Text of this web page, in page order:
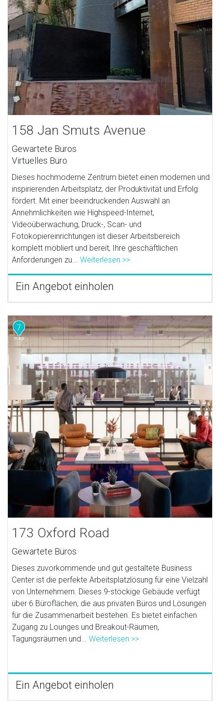
158 Jan Smuts Avenue
Gewartete Büros
Virtuelles Büro
Dieses hochmoderne Zentrum bietet einen modernen und
inspirierenden Arbeitsplatz, der Produktivität und Erfolg
fördert. Mit einer beeindruckenden Auswahl an
Annehmlichkeiten wie Highspeed-Internet,
Videoüberwachung, Druck-, Scan- und
Fotokopiereinrichtungen ist dieser Arbeitsbereich
komplett möbliert und bereit, Ihre geschäftlichen
Anforderungen zu...Weiterlesen >>
Ein Angebot einholen
7
173 Oxford Road
Gewartete Büros
Dieses zuvorkommende und gut gestaltete Business
Center ist die perfekte Arbeitsplatzlösung für eine Vielzahl
von Unternehmern. Dieses 9-stöckige Gebäude verfügt
über 6 Büroflächen, die aus privaten Büros und Lösungen
für die Zusammenarbeit bestehen. Es bietet einfachen
Zugang zu Lounges und Breakout-Räumen,
Tagungsräumen und...Weiterlesen >>
Ein Angebot einholen